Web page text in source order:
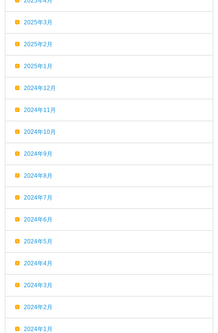
2025年3月
2025年2月
2025年1月
2024年12月
2024年11月
2024年10月
2024年9月
2024年8月
2024年7月
2024年6月
2024年5月
2024年4月
2024年3月
2024年2月
2024年1月